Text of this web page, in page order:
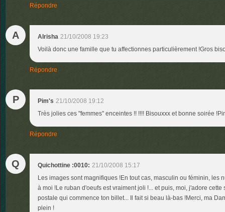
Répondre
A Alrisha 21/10/2008 19:23
Voilà donc une famille que tu affectionnes particulièrement !Gros
Répondre
P Pim's 21/10/2008 19:12
Très jolies ces "femmes" enceintes !! !!!! Bisouxxx et bonne soirée
Répondre
Q Quichottine :0010: 21/10/2008 15:17
Les images sont magnifiques !En tout cas, masculin ou féminin, les
à moi !Le ruban d'oeufs est vraiment joli !... et puis, moi, j'adore
postale qui commence ton billet... Il fait si beau là-bas !Merci, ma
plein !